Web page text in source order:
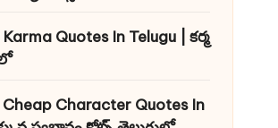
Quotes In Telugu | కర్మ
Character Quotes In